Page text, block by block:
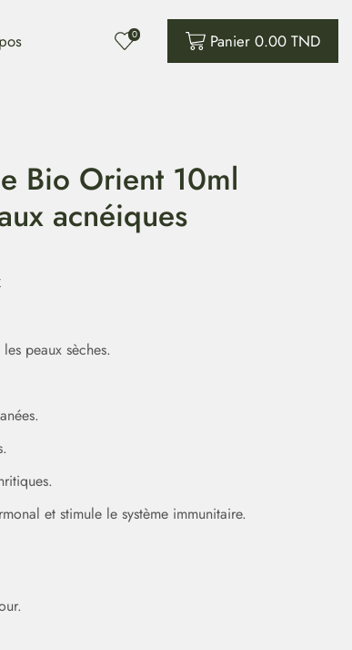
0 Panier 0.00 TND
Bio Orient 10ml
acnéiques
peaux sèches.
et stimule le système immunitaire.